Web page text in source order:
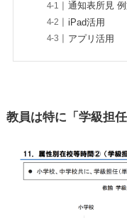
通知表所見
iPad活用
アプリ活用
教員は特に「学級担